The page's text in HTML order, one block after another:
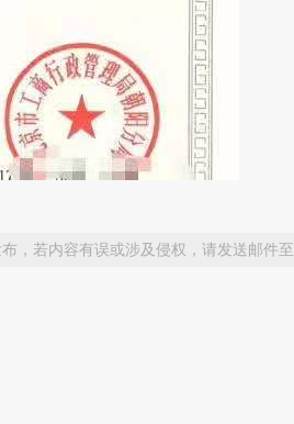
，若内容有误或涉及侵权，请发送邮件至